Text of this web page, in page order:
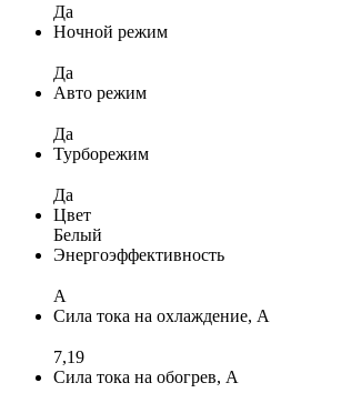
Да
Ночной режим
Да
Авто режим
Да
Турборежим
Да
Цвет
Белый
Энергоэффективность
A
Сила тока на охлаждение, А
7,19
Сила тока на обогрев, А